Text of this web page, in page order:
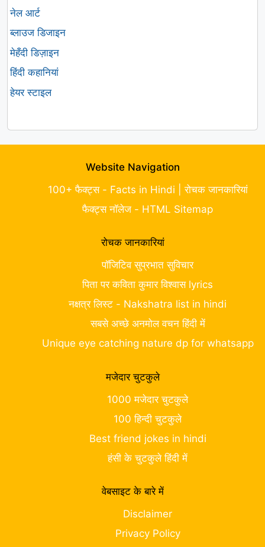
नेल आर्ट
ब्लाउज डिजाइन
मेहँदी डिज़ाइन
हिंदी कहानियां
हेयर स्टाइल
Website Navigation
100+ फैक्ट्स - Facts in Hindi | रोचक जानकारियां
फैक्ट्स नॉलेज - HTML Sitemap
रोचक जानकारियां
पॉजिटिव सुप्रभात सुविचार
पिता पर कविता कुमार विश्वास lyrics
नक्षत्र लिस्ट - Nakshatra list in hindi
सबसे अच्छे अनमोल वचन हिंदी में
Unique eye catching nature dp for whatsapp
मजेदार चुटकुले
1000 मजेदार चुटकुले
100 हिन्दी चुटकुले
Best friend jokes in hindi
हंसी के चुटकुले हिंदी में
वेबसाइट के बारे में
Disclaimer
Privacy Policy